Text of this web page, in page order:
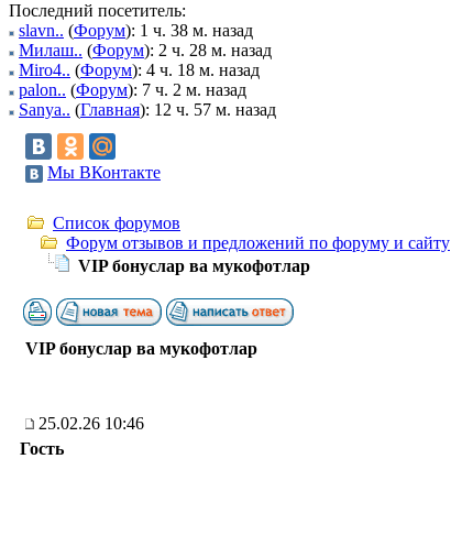
Последний посетитель:
slavn.. (Форум): 1 ч. 38 м. назад
Милаш.. (Форум): 2 ч. 28 м. назад
Miro4.. (Форум): 4 ч. 18 м. назад
palon.. (Форум): 7 ч. 2 м. назад
Sanya.. (Главная): 12 ч. 57 м. назад
Мы ВКонтакте
Список форумов
Форум отзывов и предложений по форуму и сайту
VIP бонуслар ва мукофотлар
VIP бонуслар ва мукофотлар
25.02.26 10:46
Гость